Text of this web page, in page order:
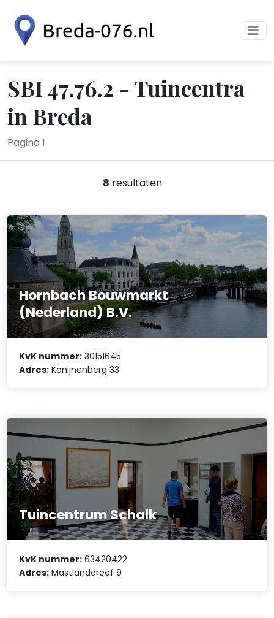
SBI 47.76.2 - Tuincentra
in Breda
Pagina 1
8 resultaten
Hornbach Bouwmarkt
(Nederland) B.V.
KvK nummer: 30151645
Adres: Konijnenberg 33
Tuincentrum Schalk
KvK nummer: 63420422
Adres: Mastlanddreef 9